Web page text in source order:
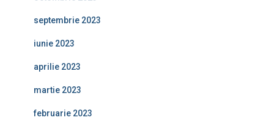
septembrie 2023
iunie 2023
aprilie 2023
martie 2023
februarie 2023